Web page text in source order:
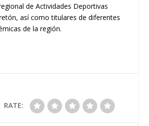
deActividades Deportivas
, así como titulares de diferentes
de la región.
RATE: